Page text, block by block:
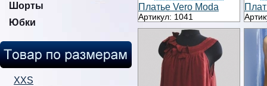
Шорты
Юбки
XXS
Платье Vero Moda
Артикул: 1041